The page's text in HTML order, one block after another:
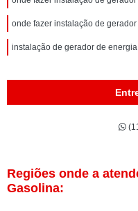
onde fazer instalação de
instalação de gerador de
Regiões onde a
Gasolina: